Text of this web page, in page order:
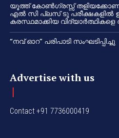
യൂത്ത് കോൺഗ്രസ്സ്
എൽ സി പ്ലസ് ടു പരീക്ഷകളിൽ
കരസ്ഥമാക്കിയ വിദ്യാർത്ഥികളെ
“നവ് ഓറ” പരിപാടി സംഘടിപ്പിച്ചു
Advertise with us
Contact +91 7736000419